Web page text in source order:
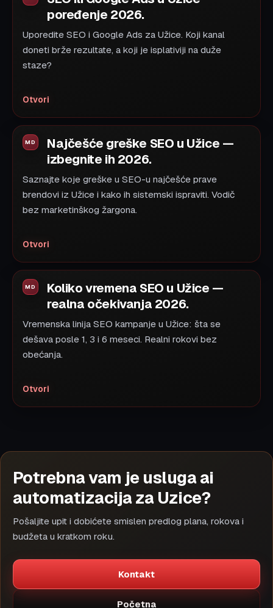
poređenje 2026.
Uporedite SEO i Google Ads za Užice. Koji kanal
doneti brže rezultate, a koji je isplativiji na duže
staze?
Otvori
Najčešće greške SEO u Užice —
izbegnite ih 2026.
Saznajte koje greške u SEO-u najčešće prave
brendovi iz Užice i kako ih sistemski ispraviti. Vodič
bez marketinškog žargona.
Otvori
Koliko vremena SEO u Užice —
realna očekivanja 2026.
Vremenska linija SEO kampanje u Užice: šta se
dešava posle 1, 3 i 6 meseci. Realni rokovi bez
obećanja.
Otvori
Potrebna vam je usluga ai
automatizacija za Uzice?
Pošaljite upit i dobićete smislen predlog plana, rokova i
budžeta u kratkom roku.
Kontakt
Početna